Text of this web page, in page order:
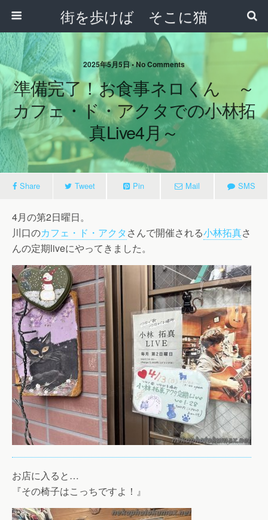
街を歩けば そこに猫
2025年5月5日 • No Comments
準備完了！お食事ネロくん ～
カフェ・ド・アクタでの小林拓
真live4月～
Share Tweet Pin Mail SMS
4月の第2日曜日。
川口のカフェ・ド・アクタ さんで開催される小林拓真さ
んの定期liveにやってきました。
お店に入ると…
『その椅子はこっちですよ！』